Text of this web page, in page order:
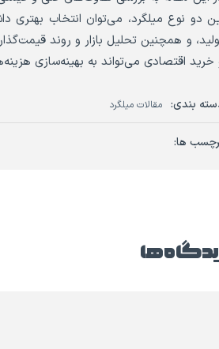
دو نوع میلگرد، می‌توان انتخاب بهتری
و همچنین تحلیل بازار و روند
خرید اقتصادی می‌تواند به بهینه‌سازی
بندی: مقالات میلگرد
ها:
ها